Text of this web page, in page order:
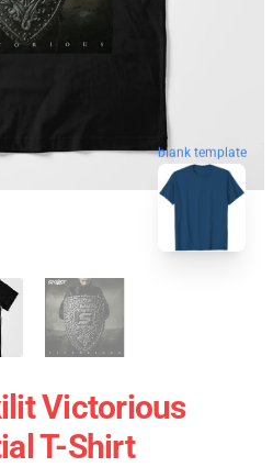
blank template
Victorious
T-Shirt